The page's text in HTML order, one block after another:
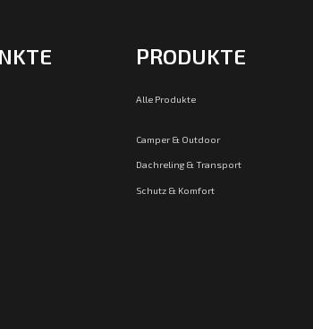
PRODUKTE
Alle Produkte
Camper & Outdoor
Dachreling & Transport
Schutz & Komfort